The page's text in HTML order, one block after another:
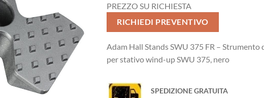
PREZZO SU RICHIESTA
RICHIEDI PREVENTIVO
Adam Hall Stands SWU 375 FR – Strumento
per stativo wind-up SWU 375, nero
SPEDIZIONE GRATUITA